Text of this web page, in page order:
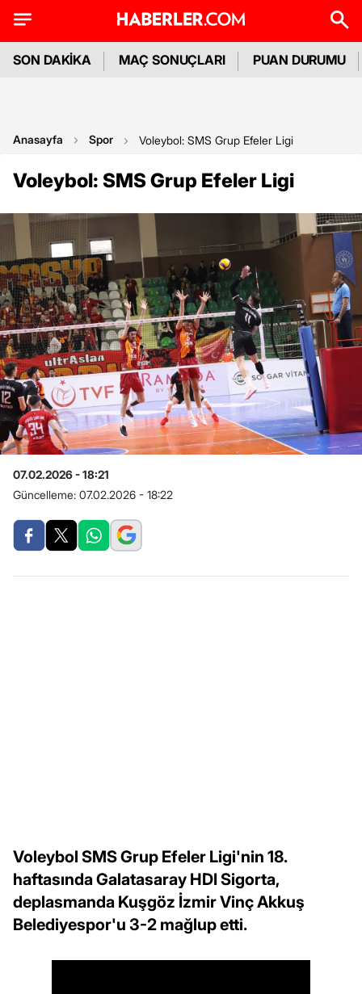
SON DAKİKA MAÇ SONUÇLARI PUAN DURUMU
Anasayfa Spor Voleybol: SMS Grup Efeler Ligi
Voleybol: SMS Grup Efeler Ligi
07.02.2026 - 18:21
Güncelleme: 07.02.2026 - 18:22
Voleybol SMS Grup Efeler Ligi'nin 18.
haftasında Galatasaray HDI Sigorta,
deplasmanda Kuşgöz İzmir Vinç Akkuş
Belediyespor'u 3-2 mağlup etti.